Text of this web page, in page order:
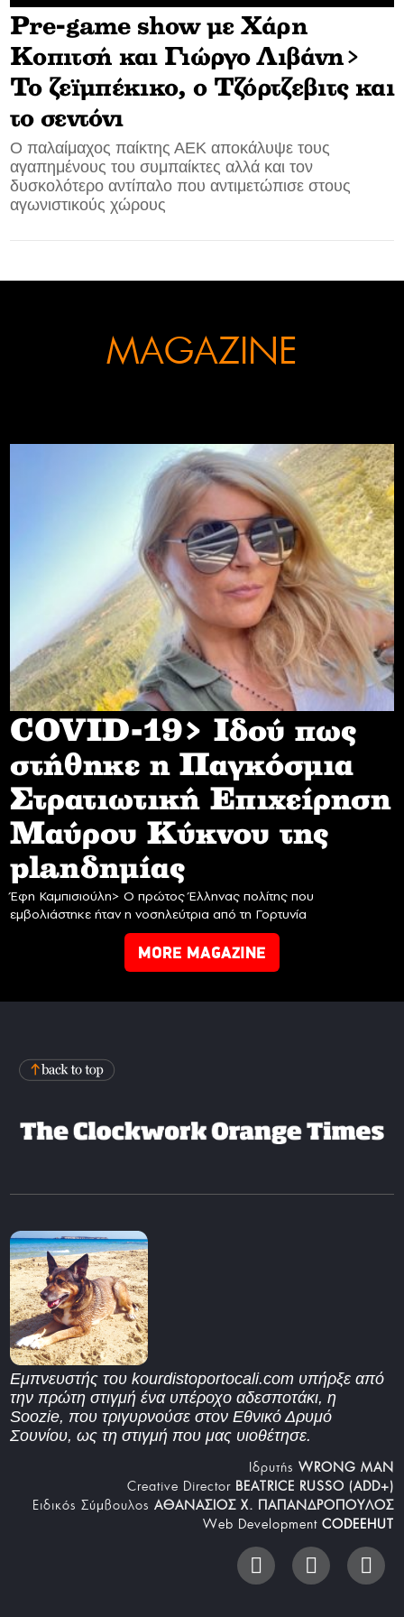
CONTACT
ADVERTISE
Pre-game show με Χάρη
Κοπιτσή και Γιώργο Λιβάνη>
Το ζεϊμπέκικο, ο Τζόρτζεβιτς και
το σεντόνι
Ο παλαίμαχος παίκτης ΑΕΚ αποκάλυψε τους
αγαπημένους του συμπαίκτες αλλά και τον
δυσκολότερο αντίπαλο που αντιμετώπισε στους
αγωνιστικούς χώρους
MAGAZINE
COVID-19> Iδού πως
στήθηκε η Παγκόσμια
Στρατιωτική Επιχείρηση
Mαύρου Κύκνου της
planδημίας
Έφη Καμπισιούλη> Ο πρώτος Έλληνας πολίτης που
εμβολιάστηκε ήταν η νοσηλεύτρια από τη Γορτυνία
MORE MAGAZINE
Εμπνευστής του kourdistoportocali.com υπήρξε από
την πρώτη στιγμή ένα υπέροχο αδεσποτάκι, η
Soozie, που τριγυρνούσε στον Εθνικό Δρυμό
Σουνίου, ως τη στιγμή που μας υιοθέτησε.
Iδρυτής WRONG MAN
Creative Director BEATRICE RUSSO (ADD+)
Ειδικός Σύμβουλος ΑΘΑΝΑΣΙΟΣ Χ. ΠΑΠΑΝΔΡΟΠΟΥΛΟΣ
Web Development CODEEHUT